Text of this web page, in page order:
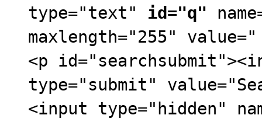
type="text" id="q"
maxlength="255"
<p
type="submit"
<input type="hidden"